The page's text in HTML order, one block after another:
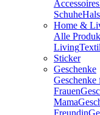
Accessoires
Schuhe
Home &
Alle
Living
Sticker
Geschenke
Frauen
Mama
Freundin